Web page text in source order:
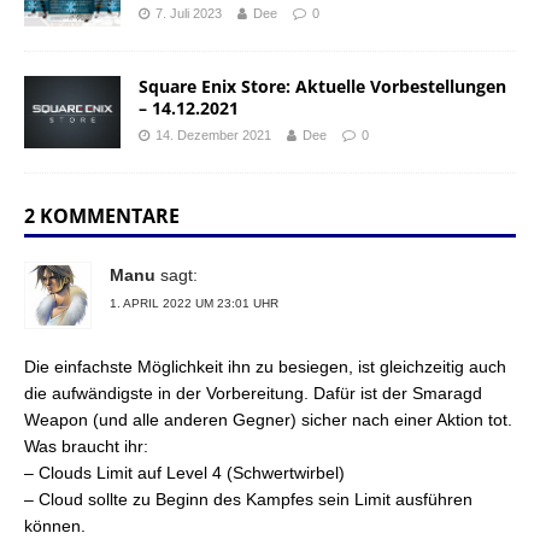
7. Juli 2023 Dee 0
Square Enix Store: Aktuelle Vorbestellungen
– 14.12.2021
14. Dezember 2021 Dee 0
2 KOMMENTARE
Manu sagt:
1. APRIL 2022 UM 23:01 UHR
Die einfachste Möglichkeit ihn zu besiegen, ist gleichzeitig auch
die aufwändigste in der Vorbereitung. Dafür ist der Smaragd
Weapon (und alle anderen Gegner) sicher nach einer Aktion tot.
Was braucht ihr:
– Clouds Limit auf Level 4 (Schwertwirbel)
– Cloud sollte zu Beginn des Kampfes sein Limit ausführen
können.